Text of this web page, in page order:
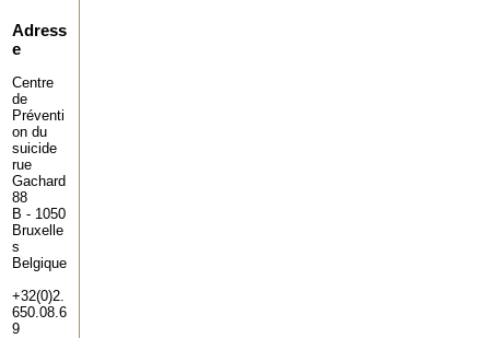
Adress
e
Centre
de
Préventi
on du
suicide
rue
Gachard
88
B - 1050
Bruxelle
s
Belgique
+32(0)2.
650.08.6
9